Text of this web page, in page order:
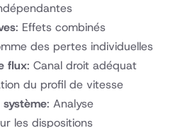
: Effets combinés
des pertes individuelles
flux: Canal droit adéquat
du profil de vitesse
: Analyse
les dispositions